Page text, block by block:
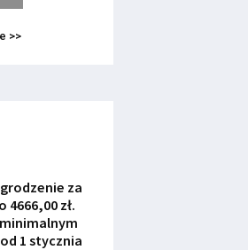
>>
za
4666,00 zł.
1 stycznia